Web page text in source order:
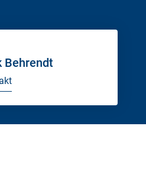
Behrendt